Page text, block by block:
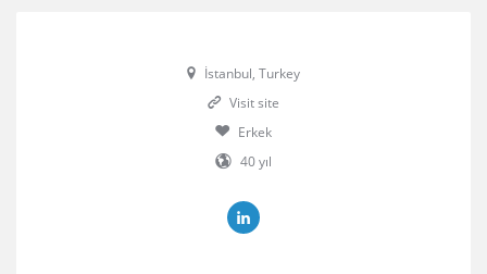
İstanbul, Turkey
Visit site
Erkek
40 yıl